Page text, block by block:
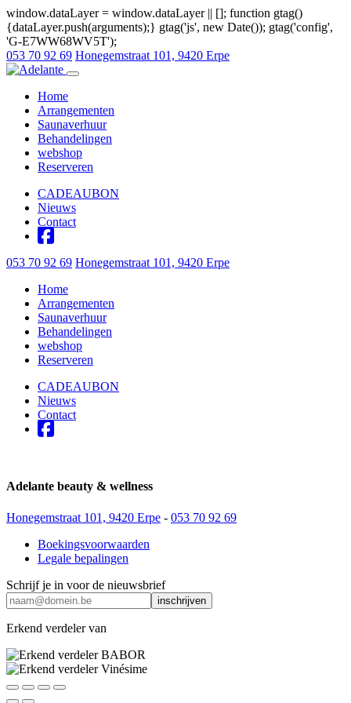
window.dataLayer = window.dataLayer || []; function gtag()
{dataLayer.push(arguments);} gtag('js', new Date()); gtag('config',
'G-E7WW68WV5T');
053 70 92 69 Honegemstraat 101, 9420 Erpe
Open navigatie
Home
Arrangementen
Saunaverhuur
Behandelingen
webshop
Reserveren
CADEAUBON
Nieuws
Contact
053 70 92 69 Honegemstraat 101, 9420 Erpe
Home
Arrangementen
Saunaverhuur
Behandelingen
webshop
Reserveren
CADEAUBON
Nieuws
Contact
Adelante beauty & wellness
Honegemstraat 101, 9420 Erpe - 053 70 92 69
Boekingsvoorwaarden
Legale bepalingen
Schrijf je in voor de nieuwsbrief
Erkend verdeler van